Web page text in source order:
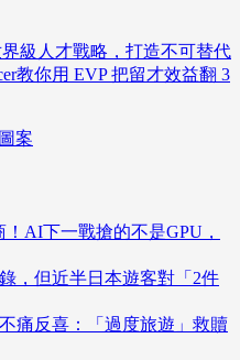
級人才戰略，打造不可替代
教你用 EVP 把留才效益翻 3
AI下一戰搶的不是GPU，
，但近半日本遊客對「2件
痛反喜：「過度旅遊」救贖